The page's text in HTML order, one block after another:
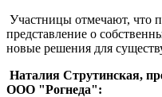
Участницы отмечают, что
представление о
новые решения для
Наталия Струтинская,
ООО "Рогнеда":